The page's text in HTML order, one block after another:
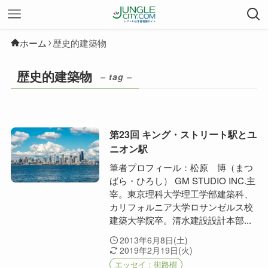
ホーム 歴史的建築物
歴史的建築物 – tag –
第23回 キング・ストリート駅とユ
ニオン駅
筆者プロフィール：松原 博（まつ
ばら・ひろし） GM STUDIO INC.主
宰。東京理科大学理工学部建築科、
カリフォルニア大学ロサンゼルス校
建築大学院卒。清水建設設計本部...
2013年6月8日(土)
2019年2月19日(火)
エッセイ：街路樹